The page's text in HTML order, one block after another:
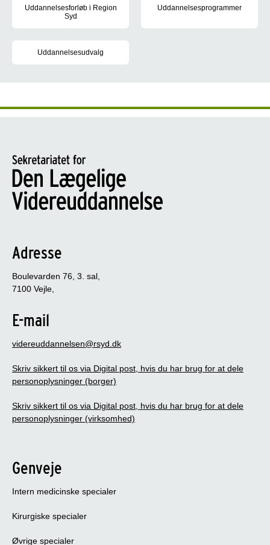
Uddannelsesforløb i Region
Syd
Uddannelsesprogrammer
Uddannelsesudvalg
Adresse
Boulevarden 76, 3. sal,
7100 Vejle,
E-mail
videreuddannelsen@rsyd.dk
Skriv sikkert til os via Digital post, hvis du har brug for at dele
personoplysninger (borger)
Skriv sikkert til os via Digital post, hvis du har brug for at dele
personoplysninger (virksomhed)
Genveje
Intern medicinske specialer
Kirurgiske specialer
Øvrige specialer